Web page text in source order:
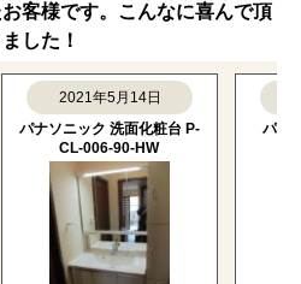
客様です。こんなに喜んで頂
した！
2021年5月14日
パナソニック 洗面化粧台 P-
CL-006-90-HW
パナソ